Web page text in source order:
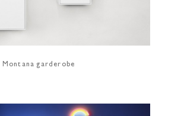
Montana garderobe